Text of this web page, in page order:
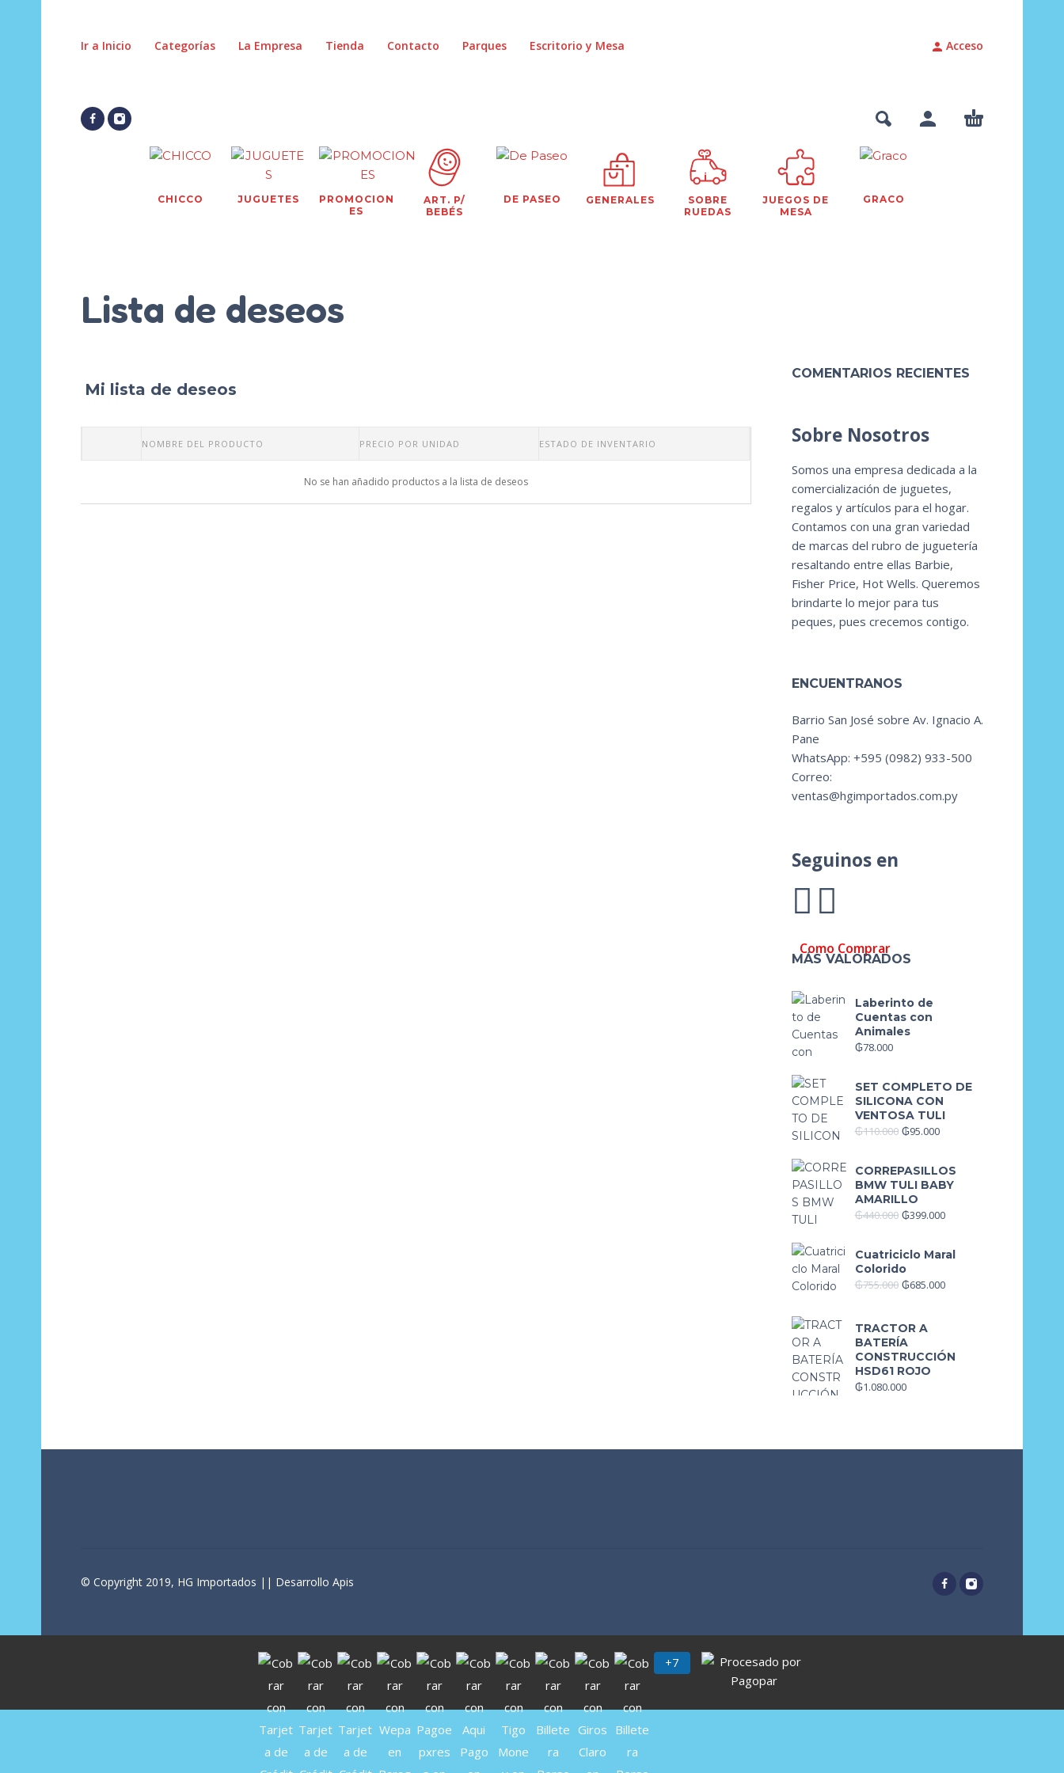
Ir a Inicio Categorías La Empresa Tienda Contacto Parques Escritorio y Mesa Acceso
CHICCO JUGUETES
PROMOCION
ES
ART. P/
BEBÉS
DE PASEO GENERALES
SOBRE
RUEDAS
JUEGOS DE
MESA
GRACO
Lista de deseos
Mi lista de deseos
NOMBRE DEL PRODUCTO PRECIO POR UNIDAD ESTADO DE INVENTARIO
No se han añadido productos a la lista de deseos
COMENTARIOS RECIENTES
Sobre Nosotros
Somos una empresa dedicada a la
comercialización de juguetes,
regalos y artículos para el hogar.
Contamos con una gran variedad
de marcas del rubro de juguetería
resaltando entre ellas Barbie,
Fisher Price, Hot Wells. Queremos
brindarte lo mejor para tus
peques, pues crecemos contigo.
ENCUENTRANOS
Barrio San José sobre Av. Ignacio A.
Pane
WhatsApp: +595 (0982) 933-500
Correo:
ventas@hgimportados.com.py
Seguinos en
Como Comprar
MÁS VALORADOS
Laberinto de
Cuentas con
Animales
₲78.000
SET COMPLETO DE
SILICONA CON
VENTOSA TULI
₲110.000 ₲95.000
CORREPASILLOS
BMW TULI BABY
AMARILLO
₲440.000 ₲399.000
Cuatriciclo Maral
Colorido
₲755.000 ₲685.000
TRACTOR A
BATERÍA
CONSTRUCCIÓN
HSD61 ROJO
₲1.080.000
© Copyright 2019, HG Importados || Desarrollo Apis